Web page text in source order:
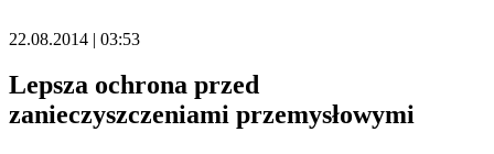
22.08.2014 | 03:53
Lepsza ochrona przed
zanieczyszczeniami przemysłowymi